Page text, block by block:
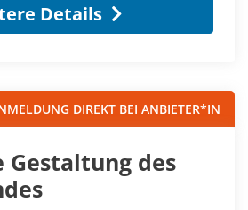
Details
DIREKT BEI ANBIETER*IN
Gestaltung des